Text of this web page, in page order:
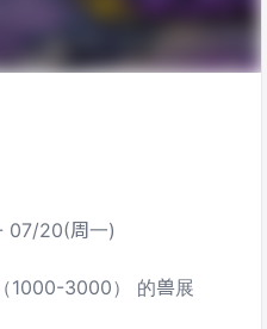
07/20(周一)
1000-3000） 的兽展